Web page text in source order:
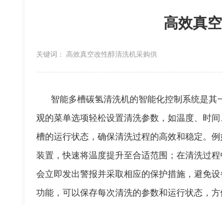
高效真
关键词： 高效真空改性醇清洗机采购供
智能多槽碳氢清洗机的智能化控制系统是
观的菜单选项轻松设置清洗参数，如温度、时
槽的运行状态，确保清洗过程的高效和稳定。
装置，快速将温度提升至合适范围；在清洗过
会立即发出警报并采取相应的保护措施，避免
功能，可以保存每次清洗的参数和运行状态，